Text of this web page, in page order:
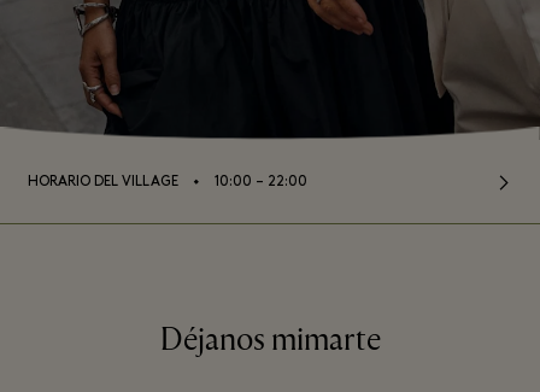
HORARIO DEL VILLAGE ⬩ 10:00 – 22:00
Déjanos mimarte